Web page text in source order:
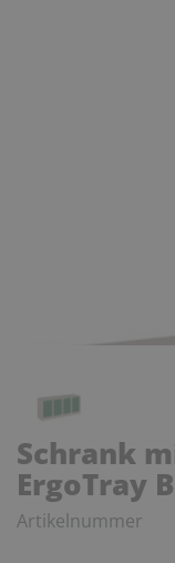
Schrank
ErgoTray
Artikelnummer